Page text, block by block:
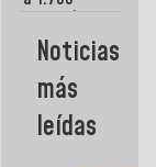
comerciantes
emprendedores
afectados
por
terremotos
Noticias
más
leídas